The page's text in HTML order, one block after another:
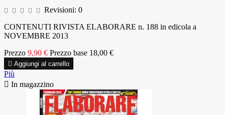
Revisioni: 0
CONTENUTI RIVISTA ELABORARE n. 188 in edicola a
NOVEMBRE 2013
Prezzo 9,90 € Prezzo base 18,00 €
 Aggiungi al carrello
Più
 In magazzino